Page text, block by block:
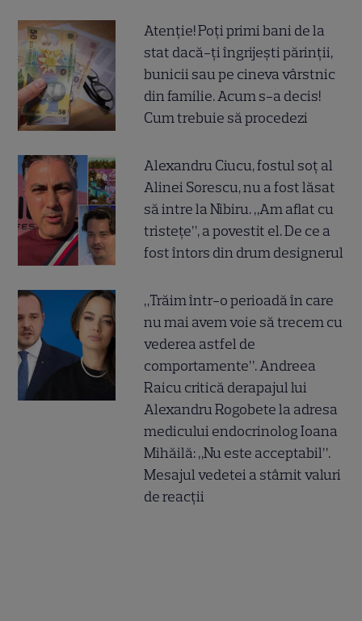
Atenție! Poți primi bani de la
stat dacă-ți îngrijești părinții,
bunicii sau pe cineva vârstnic
din familie. Acum s-a decis!
Cum trebuie să procedezi
Alexandru Ciucu, fostul soț al
Alinei Sorescu, nu a fost lăsat
să intre la Nibiru. „Am aflat cu
tristețe”, a povestit el. De ce a
fost întors din drum designerul
„Trăim într-o perioadă în care
nu mai avem voie să trecem cu
vederea astfel de
comportamente”. Andreea
Raicu critică derapajul lui
Alexandru Rogobete la adresa
medicului endocrinolog Ioana
Mihăilă: „Nu este acceptabil”.
Mesajul vedetei a stârnit valuri
de reacții